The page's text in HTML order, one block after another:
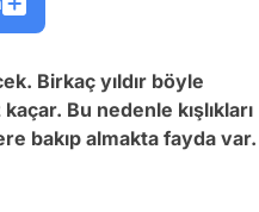
Birkaç yıldır böyle
Bu nedenle kışlıkları
bakıp almakta fayda var.